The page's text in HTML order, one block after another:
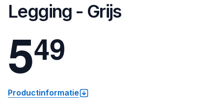
Legging - Grijs
549
Productinformatie